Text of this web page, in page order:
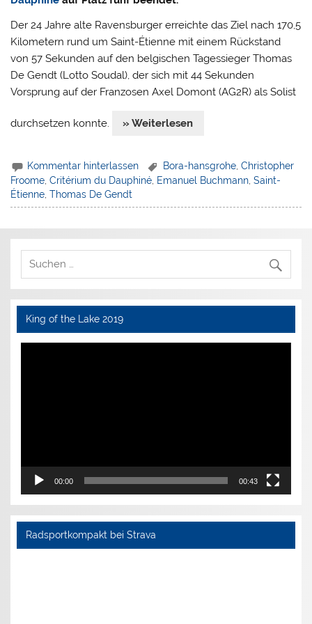
Der 24 Jahre alte Ravensburger erreichte das Ziel nach 170,5
Kilometern rund um Saint-Étienne mit einem Rückstand
von 57 Sekunden auf den belgischen Tagessieger Thomas
De Gendt (Lotto Soudal), der sich mit 44 Sekunden
Vorsprung auf der Franzosen Axel Domont (AG2R) als Solist
durchsetzen konnte. » Weiterlesen
Kommentar hinterlassen Bora-hansgrohe ,Christopher
Froome,Critérium du Dauphiné, Emanuel Buchmann,Saint-
Étienne,Thomas De Gendt
King of the Lake 2019
Video-
00:00 00:43
Radsportkompakt bei Strava